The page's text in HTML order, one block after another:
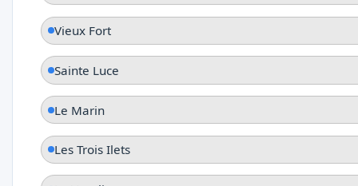
Vieux Fort
Sainte Luce
Le Marin
Les Trois Ilets